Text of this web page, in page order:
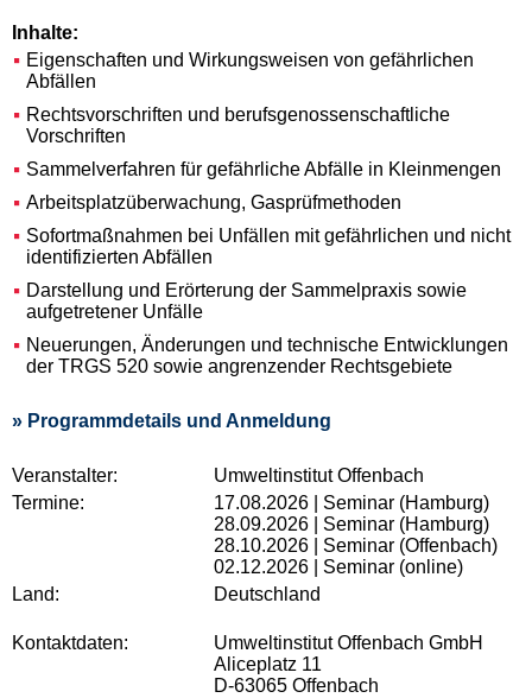
Inhalte:
Eigenschaften und Wirkungsweisen von gefährlichen
Abfällen
Rechtsvorschriften und berufsgenossenschaftliche
Vorschriften
Sammelverfahren für gefährliche Abfälle in Kleinmengen
Arbeitsplatzüberwachung, Gasprüfmethoden
Sofortmaßnahmen bei Unfällen mit gefährlichen und nicht
identifizierten Abfällen
Darstellung und Erörterung der Sammelpraxis sowie
aufgetretener Unfälle
Neuerungen, Änderungen und technische Entwicklungen
der TRGS 520 sowie angrenzender Rechtsgebiete
» Programmdetails und Anmeldung
Veranstalter:
Umweltinstitut Offenbach
Termine:
17.08.2026 | Seminar (Hamburg)
28.09.2026 | Seminar (Hamburg)
28.10.2026 | Seminar (Offenbach)
02.12.2026 | Seminar (online)
Land:
Deutschland
Kontaktdaten:
Umweltinstitut Offenbach GmbH
Aliceplatz 11
D-63065 Offenbach